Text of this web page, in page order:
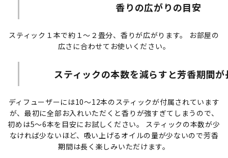
香りの広がりの目安
スティック１本で約１～２畳分、香りが広がります。 お部屋の
広さに合わせてお使いください。
スティックの本数を減らすと芳香期間
ディフューザーには10～12本のスティックが付属されています
が、最初に全部お入れいただくと香りが強すぎてしまうので、
初めは5～6本を目安にお試しください。 スティックの本数が少
なければ少ないほど、吸い上げるオイルの量が少ないので芳香
期間は長く楽しみいただけます。